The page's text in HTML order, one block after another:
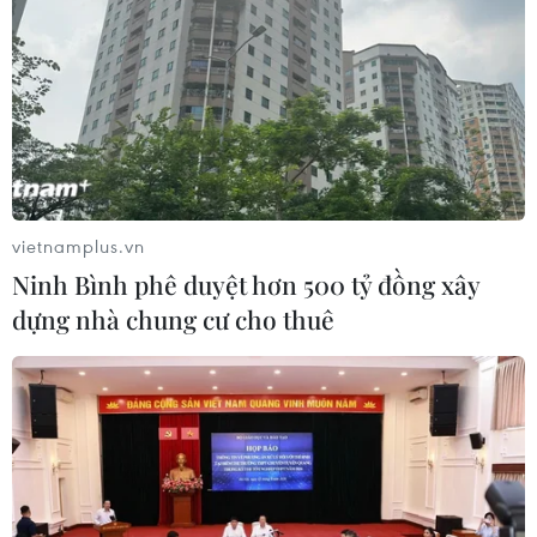
được cứu trên biển
29/07/2019 03:21
Bộ trưởng Nội vụ Italy Matteo Salvini khẳng định những
người di cư còn lại trên tàu không được phép rời tàu
cho đến khi các nước EU khác đồng ý tiếp nhận họ.
vietnamplus.vn
Ninh Bình phê duyệt hơn 500 tỷ đồng xây
dựng nhà chung cư cho thuê